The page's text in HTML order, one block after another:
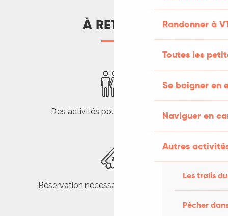
Randonner à
Toutes les
Se baigner en
Naviguer en
Autres
Les trails
Pêcher
À RETENIR
Des activités pour toute la famille
Réservation nécessaire pour les activités